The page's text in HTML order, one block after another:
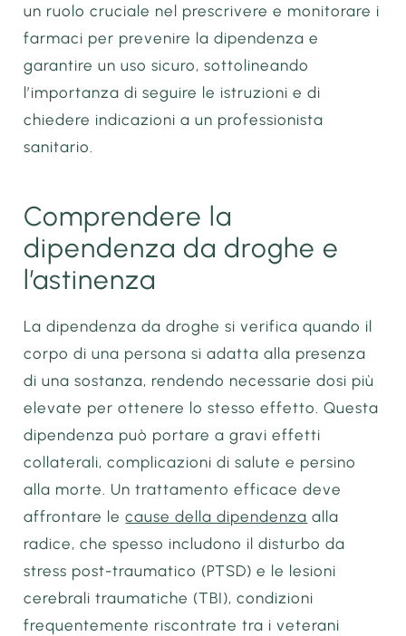
un ruolo cruciale nel prescrivere e monitorare i
farmaci per prevenire la dipendenza e
garantire un uso sicuro, sottolineando
l’importanza di seguire le istruzioni e di
chiedere indicazioni a un professionista
sanitario.
Comprendere la
dipendenza da droghe e
l’astinenza
La dipendenza da droghe si verifica quando il
corpo di una persona si adatta alla presenza
di una sostanza, rendendo necessarie dosi più
elevate per ottenere lo stesso effetto. Questa
dipendenza può portare a gravi effetti
collaterali, complicazioni di salute e persino
alla morte. Un trattamento efficace deve
affrontare lecause della dipendenza alla
radice, che spesso includono il disturbo da
stress post-traumatico (PTSD) e le lesioni
cerebrali traumatiche (TBI), condizioni
frequentemente riscontrate tra i veterani